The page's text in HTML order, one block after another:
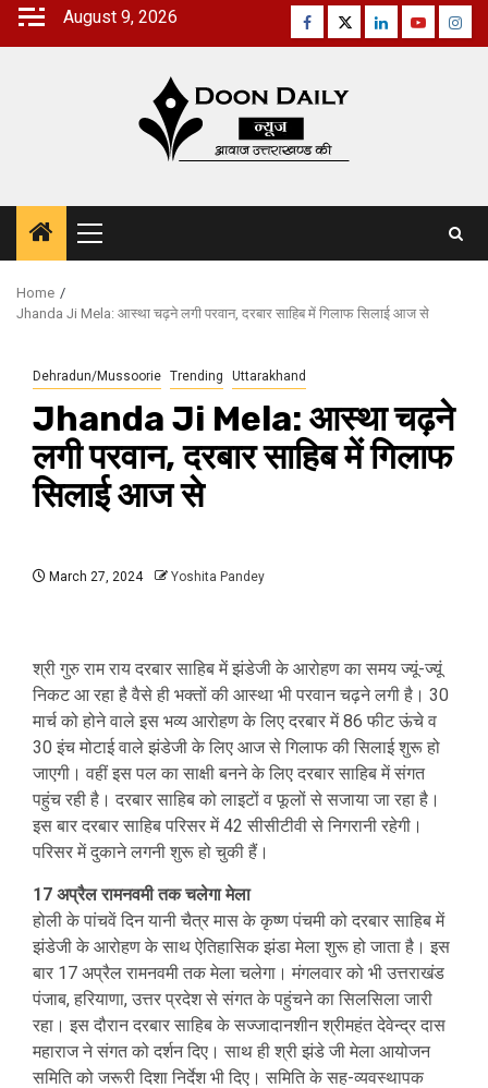
Skip
August 9, 2026 Facebook
TwitterLinkedinYoutube
Primary
Menu
Home
Jhanda Ji Mela: आस्था चढ़ने लगी परवान, दरबार साहिब में गिलाफ सिलाई आज से
Dehradun/Mussoorie Trending Uttarakhand
Jhanda Ji Mela: आस्था चढ़ने
लगी परवान, दरबार साहिब में गिलाफ
सिलाई आज से
March 27, 2024 Yoshita Pandey
श्री गुरु राम राय दरबार साहिब में झंडेजी के आरोहण का समय ज्यूं-ज्यूं
निकट आ रहा है वैसे ही भक्तों की आस्था भी परवान चढ़ने लगी है। 30
मार्च को होने वाले इस भव्य आरोहण के लिए दरबार में 86 फीट ऊंचे व
30 इंच मोटाई वाले झंडेजी के लिए आज से गिलाफ की सिलाई शुरू हो
जाएगी। वहीं इस पल का साक्षी बनने के लिए दरबार साहिब में संगत
पहुंच रही है। दरबार साहिब को लाइटों व फूलों से सजाया जा रहा है।
इस बार दरबार साहिब परिसर में 42 सीसीटीवी से निगरानी रहेगी।
परिसर में दुकाने लगनी शुरू हो चुकी हैं।
17 अप्रैल रामनवमी तक चलेगा मेला
होली के पांचवें दिन यानी चैत्र मास के कृष्ण पंचमी को दरबार साहिब में
झंडेजी के आरोहण के साथ ऐतिहासिक झंडा मेला शुरू हो जाता है। इस
बार 17 अप्रैल रामनवमी तक मेला चलेगा। मंगलवार को भी उत्तराखंड
पंजाब, हरियाणा, उत्तर प्रदेश से संगत के पहुंचने का सिलसिला जारी
रहा। इस दौरान दरबार साहिब के सज्जादानशीन श्रीमहंत देवेन्द्र दास
महाराज ने संगत को दर्शन दिए। साथ ही श्री झंडे जी मेला आयोजन
समिति को जरूरी दिशा निर्देश भी दिए। समिति के सह-व्यवस्थापक